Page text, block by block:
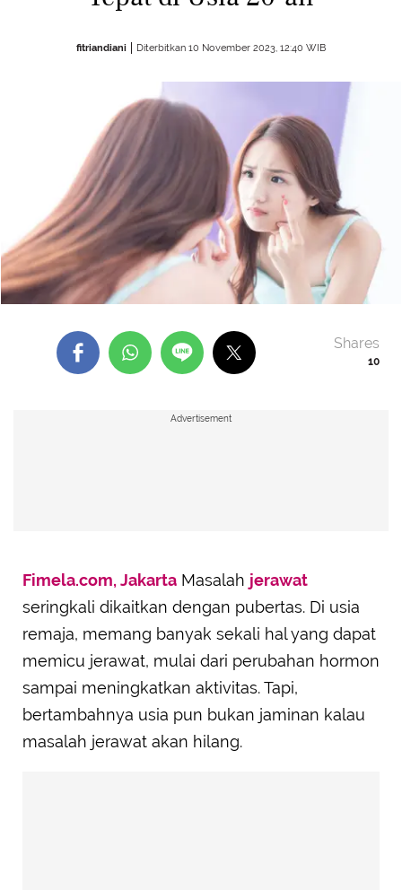
fitriandiani Diterbitkan 10 November 2023, 12:40 WIB
10
Shares
Advertisement
Fimela.com, Jakarta Masalah jerawat
seringkali dikaitkan dengan pubertas. Di usia
remaja, memang banyak sekali hal yang dapat
memicu jerawat, mulai dari perubahan hormon
sampai meningkatkan aktivitas. Tapi,
bertambahnya usia pun bukan jaminan kalau
masalah jerawat akan hilang.